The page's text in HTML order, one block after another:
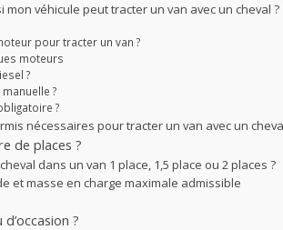
mon véhicule peut tracter un van avec un cheval ?
pour tracter un van ?
moteurs
?
?
?
nécessaires pour tracter un van avec un
de places ?
dans un van 1 place, 1,5 place ou 2 places ?
et masse en charge maximale admissible
?